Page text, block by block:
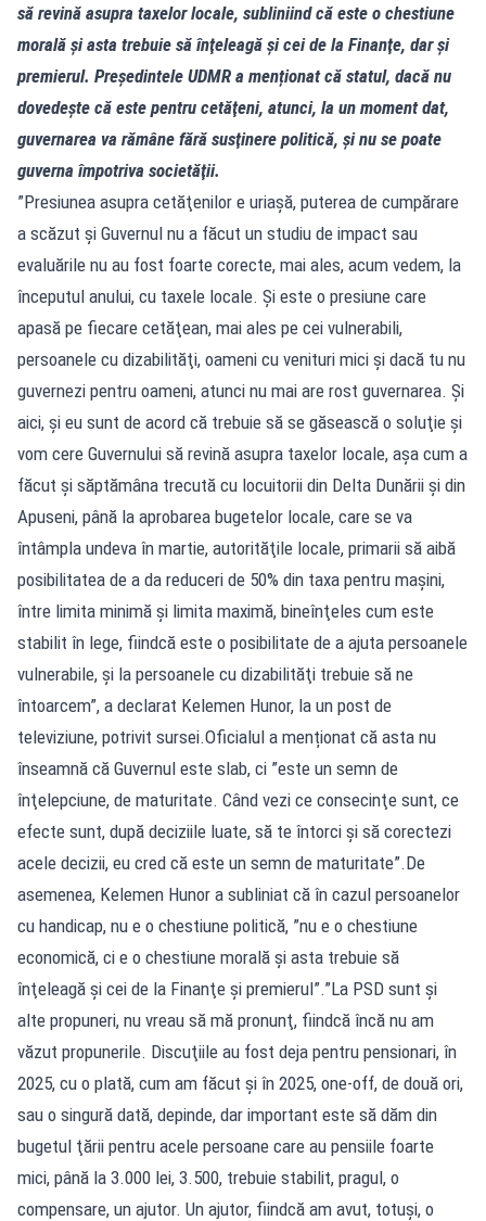
să revină asupra taxelor locale, subliniind că este o chestiune
morală şi asta trebuie să înţeleagă şi cei de la Finanţe, dar şi
premierul. Președintele UDMR a menționat că statul, dacă nu
dovedeşte că este pentru cetăţeni, atunci, la un moment dat,
guvernarea va rămâne fără susţinere politică, şi nu se poate
guverna împotriva societăţii.
”Presiunea asupra cetăţenilor e uriaşă, puterea de cumpărare
a scăzut şi Guvernul nu a făcut un studiu de impact sau
evaluările nu au fost foarte corecte, mai ales, acum vedem, la
începutul anului, cu taxele locale. Şi este o presiune care
apasă pe fiecare cetăţean, mai ales pe cei vulnerabili,
persoanele cu dizabilităţi, oameni cu venituri mici şi dacă tu nu
guvernezi pentru oameni, atunci nu mai are rost guvernarea. Şi
aici, şi eu sunt de acord că trebuie să se găsească o soluţie şi
vom cere Guvernului să revină asupra taxelor locale, aşa cum a
făcut şi săptămâna trecută cu locuitorii din Delta Dunării şi din
Apuseni, până la aprobarea bugetelor locale, care se va
întâmpla undeva în martie, autorităţile locale, primarii să aibă
posibilitatea de a da reduceri de 50% din taxa pentru maşini,
între limita minimă şi limita maximă, bineînţeles cum este
stabilit în lege, fiindcă este o posibilitate de a ajuta persoanele
vulnerabile, şi la persoanele cu dizabilităţi trebuie să ne
întoarcem”, a declarat Kelemen Hunor, la un post de
televiziune, potrivit sursei.Oficialul a menționat că asta nu
înseamnă că Guvernul este slab, ci ”este un semn de
înţelepciune, de maturitate. Când vezi ce consecinţe sunt, ce
efecte sunt, după deciziile luate, să te întorci şi să corectezi
acele decizii, eu cred că este un semn de maturitate”.De
asemenea, Kelemen Hunor a subliniat că în cazul persoanelor
cu handicap, nu e o chestiune politică, ”nu e o chestiune
economică, ci e o chestiune morală şi asta trebuie să
înţeleagă şi cei de la Finanţe şi premierul”.”La PSD sunt şi
alte propuneri, nu vreau să mă pronunţ, fiindcă încă nu am
văzut propunerile. Discuţiile au fost deja pentru pensionari, în
2025, cu o plată, cum am făcut şi în 2025, one-off, de două ori,
sau o singură dată, depinde, dar important este să dăm din
bugetul ţării pentru acele persoane care au pensiile foarte
mici, până la 3.000 lei, 3.500, trebuie stabilit, pragul, o
compensare, un ajutor. Un ajutor, fiindcă am avut, totuşi, o